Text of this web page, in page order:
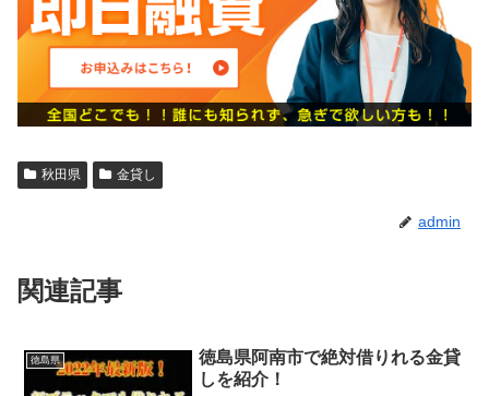
秋田県 金貸し
admin
関連記事
徳島県
徳島県阿南市で絶対借りれる金貸
しを紹介！